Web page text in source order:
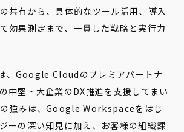
共有から、具体的なツール活用、導入
効果測定まで、一貫した戦略と実行力
、Google Cloudのプレミアパートナ
中堅・大企業のDX推進を支援してまい
強みは、Google Workspaceをはじ
ーの深い知見に加え、お客様の組織課